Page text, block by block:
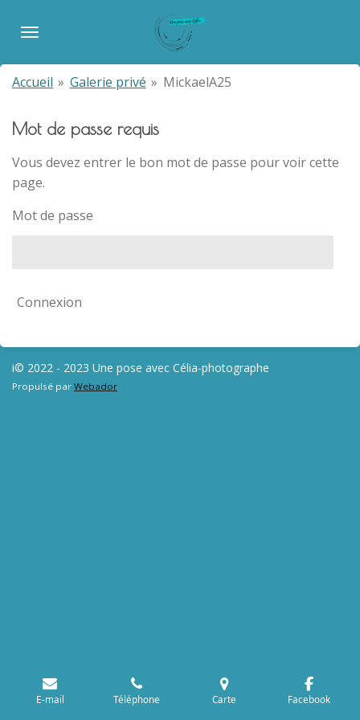
au
principal
Accueil » Galerie privé » MickaelA25
Mot de passe requis
Vous devez entrer le bon mot de passe pour voir cette
page.
Mot de passe
Connexion
i© 2022 - 2023 Une pose avec Célia-photographe
Propulsé par Webador
E-mail Téléphone Carte Facebook